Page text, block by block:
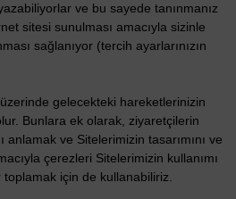
ve bu sayede tanınmanız
sitesi sunulması amacıyla sizinle
sağlanıyor (tercih ayarlarınızın
gelecekteki hareketlerinizin
Bunlara ek olarak, ziyaretçilerin
anlamak ve Sitelerimizin tasarımını ve
çerezleri Sitelerimizin kullanımı
için de kullanabiliriz.